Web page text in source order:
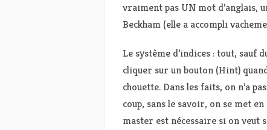
vraiment pas UN mot d’anglais,
Beckham (elle a accompli
Le système d’indices : tout, sauf
cliquer sur un bouton (Hint)
chouette. Dans les faits, on n’a
coup, sans le savoir, on se met
master est nécessaire si on veut